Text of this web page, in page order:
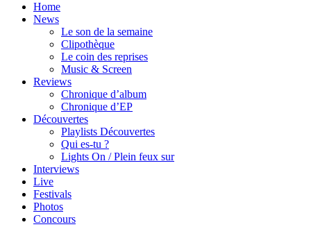
Home
News
Le son de la semaine
Clipothèque
Le coin des reprises
Music & Screen
Reviews
Chronique d’album
Chronique d’EP
Découvertes
Playlists Découvertes
Qui es-tu ?
Lights On / Plein feux sur
Interviews
Live
Festivals
Photos
Concours